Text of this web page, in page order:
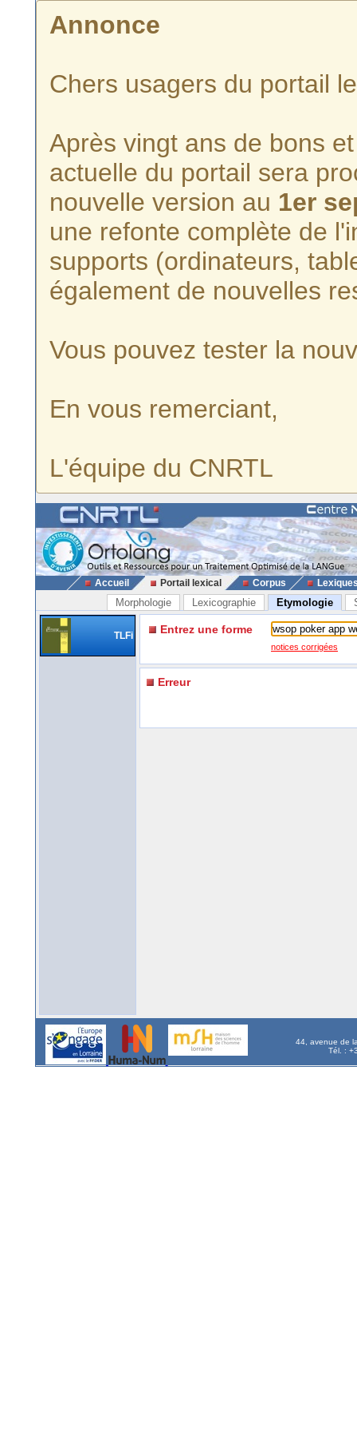
Annonce
Chers usagers du portail
Après vingt ans de bons
actuelle du portail sera
nouvelle version au 1er
une refonte complète de
supports (ordinateurs,
également de nouvelles
Vous pouvez tester la
En vous remerciant,
L'équipe du CNRTL
Accueil Portail lexical Corpus
Morphologie Lexicographie Etymologie
TLFi Entrez une forme
notices corrigées
Erreur
44, avenue de
Tél. :